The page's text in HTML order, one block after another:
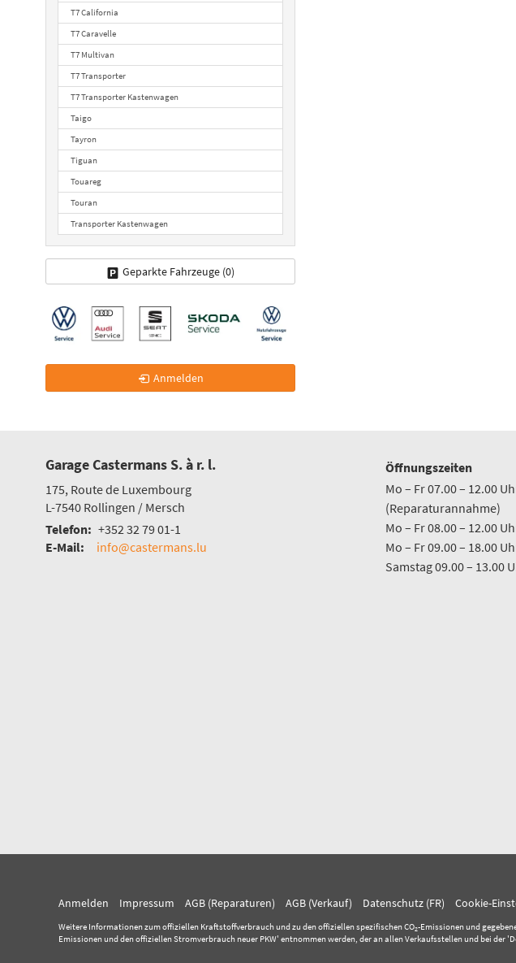
T7 California
T7 Caravelle
T7 Multivan
T7 Transporter
T7 Transporter Kastenwagen
Taigo
Tayron
Tiguan
Touareg
Touran
Transporter Kastenwagen
Geparkte Fahrzeuge (0)
Anmelden
Garage Castermans S. à r. l.
175, Route de Luxembourg
L-7540 Rollingen / Mersch
Telefon: +352 32 79 01-1
E-Mail:
info@castermans.lu
Öffnungszeiten
Mo – Fr 07.00 – 12.00
(Reparaturannahme)
Mo – Fr 08.00 – 12.00
Mo – Fr 09.00 – 18.00
Samstag 09.00 – 13.00
Anmelden Impressum AGB (Reparaturen) AGB (Verkauf) Datenschutz (FR) Cookie-
Weitere Informationen zum offiziellen Kraftstoffverbrauch und zu den offiziellen spezifischen CO2-Emissionen und
Emissionen und den offiziellen Stromverbrauch neuer PKW' entnommen werden, der an allen Verkaufsstellen und bei